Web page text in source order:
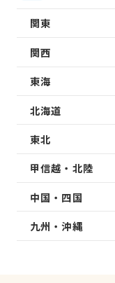
関東
関西
東海
北海道
東北
甲信越・北陸
中国・四国
九州・沖縄